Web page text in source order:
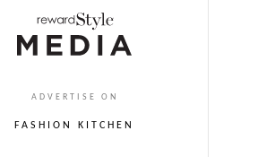
ADVERTISE ON
FASHION KITCHEN